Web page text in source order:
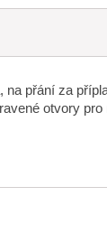
přání za
otvory